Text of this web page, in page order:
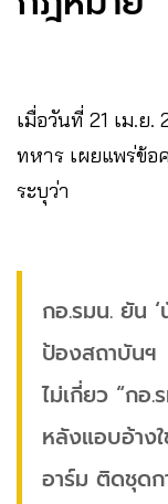
เมื่อวันที่ 21 เม.ย.
ทหาร เผยแพร่ข้อ
ระบุว่า
กอ.รมน. ยัน
ป้องสถาบันฯ
ไม่เกี่ยว “กอ.
หลังแอบอ้าง
อาร์ม ติดชุดก